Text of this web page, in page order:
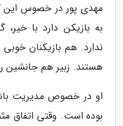
مهدی پور در خصوس این
به بازیکن دارد با
ندارد. هم بازیکنان
هستند. زبیر هم
او در خصوص مدیریت
بوده است. وقتی اتفاق